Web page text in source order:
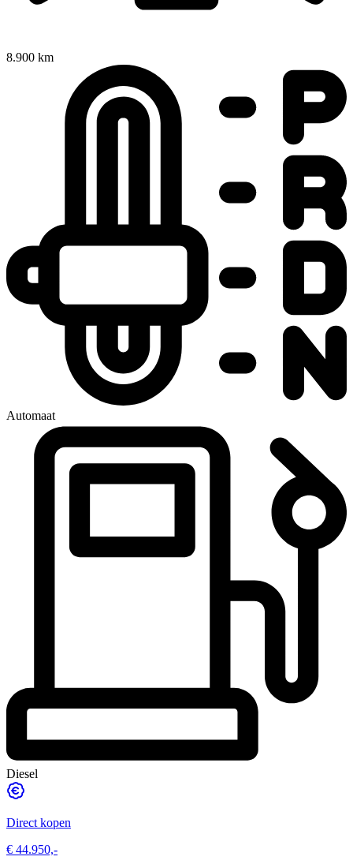
8.900 km
Automaat
Diesel
Direct kopen
€ 44.950,-